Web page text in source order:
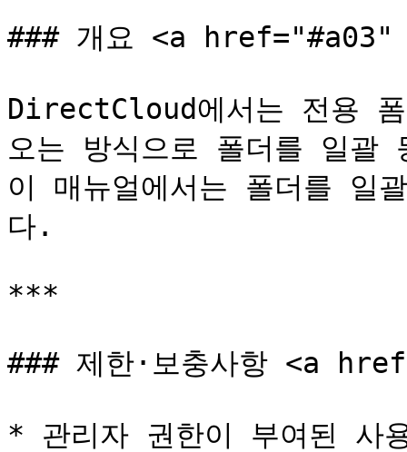
### 개요 <a
DirectCloud에서는 전용 폼
오는 방식으로 폴더를 일
이 매뉴얼에서는 폴더를 일
다.
***
### 제한·보충사항 <a
* 관리자 권한이 부여된 사